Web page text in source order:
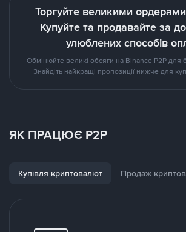
Торгуйте великими
Купуйте та продавайте за
улюблених способів
Обмінюйте великі обcяги на Binance P2P для
Знайдіть найкращі пропозиції нижче для
ЯК ПРАЦЮЄ P2P
Купівля криптовалют Продаж